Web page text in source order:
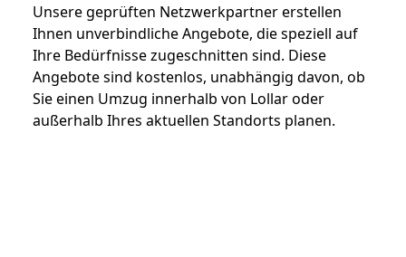
Unsere geprüften Netzwerkpartner erstellen
Ihnen unverbindliche Angebote, die speziell auf
Ihre Bedürfnisse zugeschnitten sind. Diese
Angebote sind kostenlos, unabhängig davon, ob
Sie einen Umzug innerhalb von Lollar oder
außerhalb Ihres aktuellen Standorts planen.